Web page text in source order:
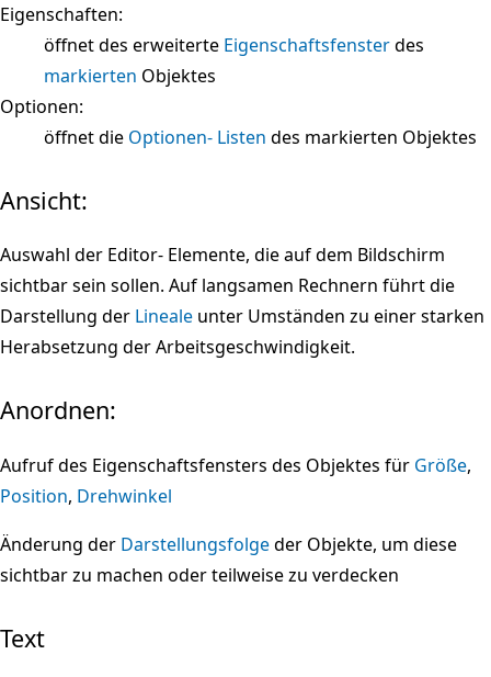
Eigenschaften:
öffnet des erweiterte Eigenschaftsfensterdes
markierten Objektes
Optionen:
öffnet die Optionen- Listen des markierten Objektes
Ansicht:
Auswahl der Editor- Elemente, die auf dem Bildschirm
sichtbar sein sollen. Auf langsamen Rechnern führt die
Darstellung der Lineale unter Umständen zu einer starken
Herabsetzung der Arbeitsgeschwindigkeit.
Anordnen:
Aufruf des Eigenschaftsfensters des Objektes für Größe,
Position, Drehwinkel
Änderung der Darstellungsfolgeder Objekte, um diese
sichtbar zu machen oder teilweise zu verdecken
Text